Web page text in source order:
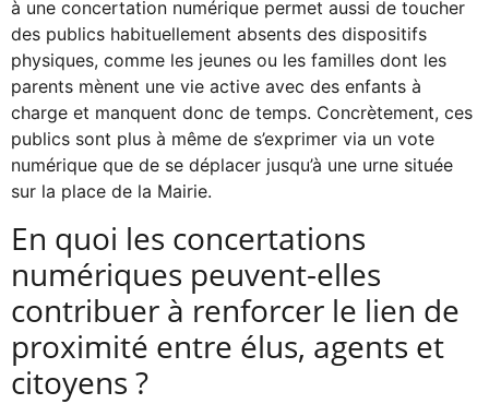
à une concertation numérique permet aussi de toucher
des publics habituellement absents des dispositifs
physiques, comme les jeunes ou les familles dont les
parents mènent une vie active avec des enfants à
charge et manquent donc de temps. Concrètement, ces
publics sont plus à même de s’exprimer via un vote
numérique que de se déplacer jusqu’à une urne située
sur la place de la Mairie.
En quoi les concertations
numériques peuvent-elles
contribuer à renforcer le lien de
proximité entre élus, agents et
citoyens ?